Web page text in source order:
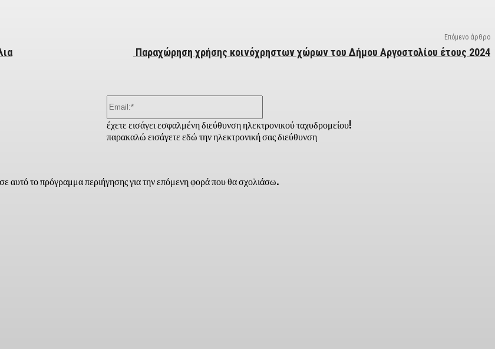
Επόμενο άρθρο
Παραχώρηση χρήσης κοινόχρηστων χώρων του Δήμου Αργοστολίου έτους 2024
έχετε εισάγει εσφαλμένη διεύθυνση ηλεκτρονικού ταχυδρομείου!
παρακαλώ εισάγετε εδώ την ηλεκτρονική σας διεύθυνση
αυτό το πρόγραμμα περιήγησης για την επόμενη φορά που θα σχολιάσω.